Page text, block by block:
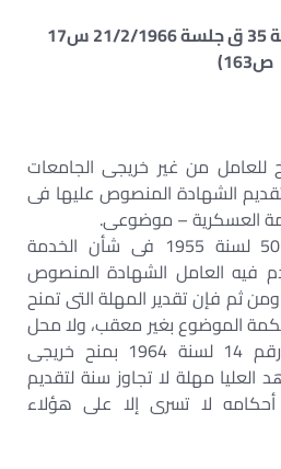
(الطعن رقم 1924 لسنة 35 ق جلسة 21/2/1966 س17
ص163)
للعامل من غير خريجى الجامعات
الشهادة المنصوص عليها فى
لم يحدد القانون رقم 505 لسنة 1955 فى شأن الخدمة
فيه العامل الشهادة المنصوص
المادة 64 منه، ومن ثم فإن تقدير المهلة التى تمنح
الموضوع بغير معقب، ولا محل
للتحدى بأحكام القانون رقم 14 لسنة 1964 بمنح خريجى
العليا مهلة لا تجاوز سنة لتقديم
أحكامه لا تسرى إلا على هؤلاء